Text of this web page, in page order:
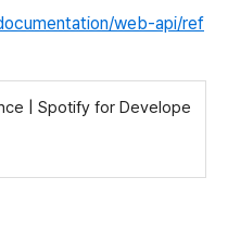
web-api/ref
| Spotify for Develope